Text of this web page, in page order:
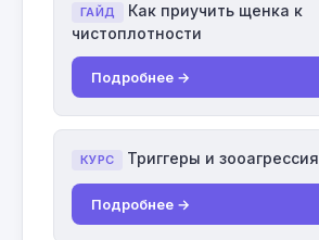
ГАЙД
Как приучить щенка к
чистоплотности
Подробнее →
КУРС Триггеры и зооагрессия
Подробнее →